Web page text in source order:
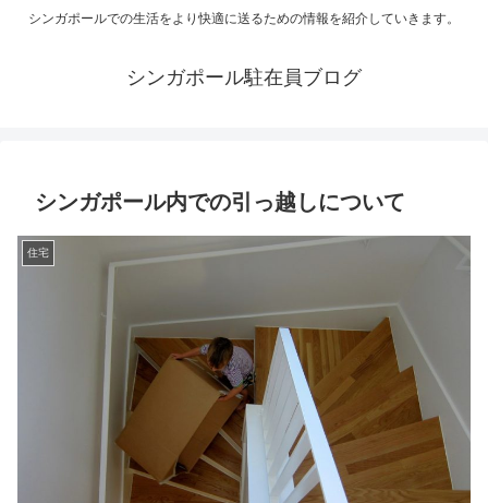
シンガポールでの生活をより快適に送るための情報を紹介していきます。
シンガポール駐在員ブログ
シンガポール内での引っ越しについて
住宅